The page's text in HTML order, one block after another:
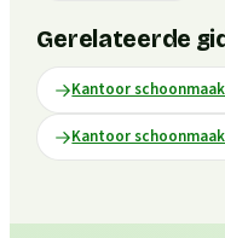
Gerelateerde
Kantoor
Kantoor